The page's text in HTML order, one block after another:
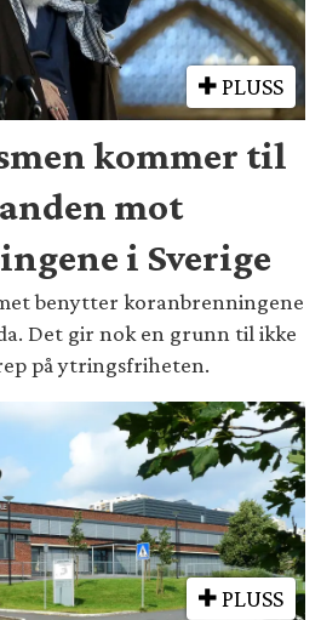
PLUSS
kommer til
mot
i Sverige
benytter koranbrenningene
Det gir nok en grunn til ikke
på ytringsfriheten.
PLUSS